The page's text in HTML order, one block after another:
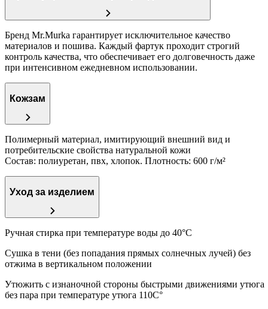
Бренд Mr.Murka гарантирует исключительное качество
материалов и пошива. Каждый фартук проходит строгий
контроль качества, что обеспечивает его долговечность даже
при интенсивном ежедневном использовании.
Кожзам
Полимерный материал, имитирующий внешний вид и
потребительские свойства натуральной кожи
Состав: полиуретан, пвх, хлопок. Плотность: 600 г/м²
Уход за изделием
Ручная стирка при температуре воды до 40°C
Сушка в тени (без попадания прямых солнечных лучей) без
отжима в вертикальном положении
Утюжить с изнаночной стороны быстрыми движениями утюга
без пара при температуре утюга 110С°